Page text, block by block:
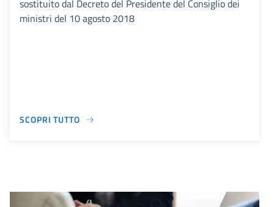
sostituito dal Decreto del Presidente del Consiglio dei
ministri del 10 agosto 2018
SCOPRI TUTTO